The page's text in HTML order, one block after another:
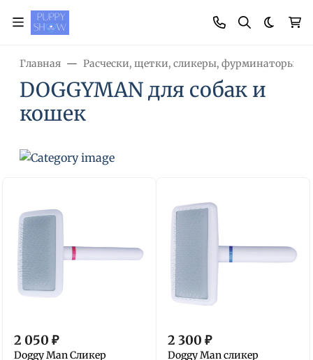
Главная Расчески, щетки, сликеры, фурминаторы,
DOGGYMAN для собак и
кошек
2 050 ₽
Doggy Man Сликер
2 300 ₽
Doggy Man сликер